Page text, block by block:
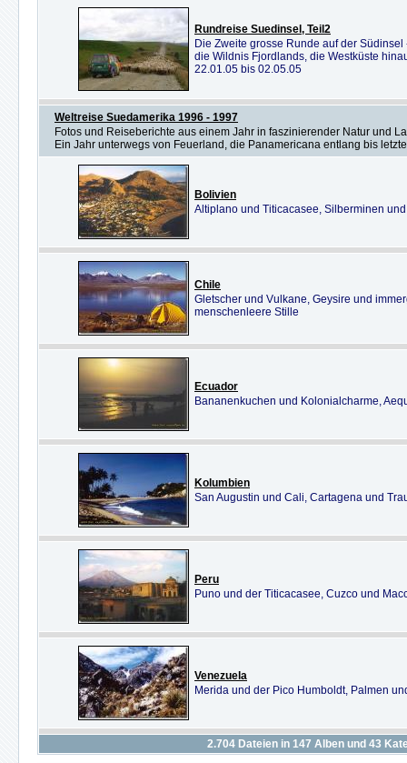
Rundreise Suedinsel, Teil2
Die Zweite grosse Runde auf der
die Wildnis Fjordlands, die Westküste
22.01.05 bis 02.05.05
Weltreise Suedamerika 1996 - 1997
Fotos und Reiseberichte aus einem Jahr in faszinierender Natur und
Ein Jahr unterwegs von Feuerland, die Panamericana entlang bis
Bolivien
Altiplano und Titicacasee, Silberminen
Chile
Gletscher und Vulkane, Geysire und
menschenleere Stille
Ecuador
Bananenkuchen und Kolonialcharme,
Kolumbien
San Augustin und Cali, Cartagena und
Peru
Puno und der Titicacasee, Cuzco und
Venezuela
Merida und der Pico Humboldt, Palmen
2.704Dateien in 147 Alben und 43